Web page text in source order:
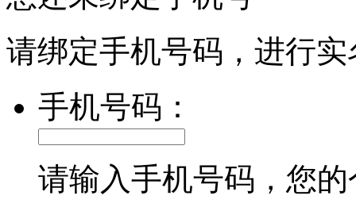
请绑定手机号码，进行
手机号码：
请输入手机号码，您